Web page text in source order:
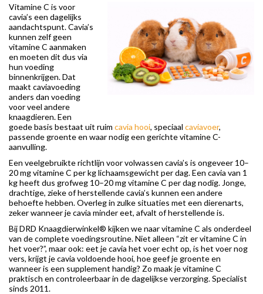
Vitamine C is voor
cavia’s een dagelijks
aandachtspunt. Cavia’s
kunnen zelf geen
vitamine C aanmaken
en moeten dit dus via
hun voeding
binnenkrijgen. Dat
maakt caviavoeding
anders dan voeding
voor veel andere
knaagdieren. Een
goede basis bestaat uit ruim cavia hooi, speciaal caviavoer,
passende groente en waar nodig een gerichte vitamine C-
aanvulling.
Een veelgebruikte richtlijn voor volwassen cavia’s is ongeveer 10–
20 mg vitamine C per kg lichaamsgewicht per dag. Een cavia van 1
kg heeft dus grofweg 10–20 mg vitamine C per dag nodig. Jonge,
drachtige, zieke of herstellende cavia’s kunnen een andere
behoefte hebben. Overleg in zulke situaties met een dierenarts,
zeker wanneer je cavia minder eet, afvalt of herstellende is.
Bij DRD Knaagdierwinkel® kijken we naar vitamine C als onderdeel
van de complete voedingsroutine. Niet alleen “zit er vitamine C in
het voer?”, maar ook: eet je cavia het voer echt op, is het voer nog
vers, krijgt je cavia voldoende hooi, hoe geef je groente en
wanneer is een supplement handig? Zo maak je vitamine C
praktisch en controleerbaar in de dagelijkse verzorging. Specialist
sinds 2011.